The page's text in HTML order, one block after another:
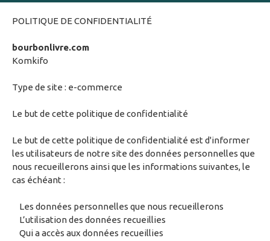
POLITIQUE DE CONFIDENTIALITÉ
bourbonlivre.com
Komkifo
Type de site : e-commerce
Le but de cette politique de confidentialité
Le but de cette politique de confidentialité est d'informer
les utilisateurs de notre site des données personnelles que
nous recueillerons ainsi que les informations suivantes, le
cas échéant :
Les données personnelles que nous recueillerons
L’utilisation des données recueillies
Qui a accès aux données recueillies